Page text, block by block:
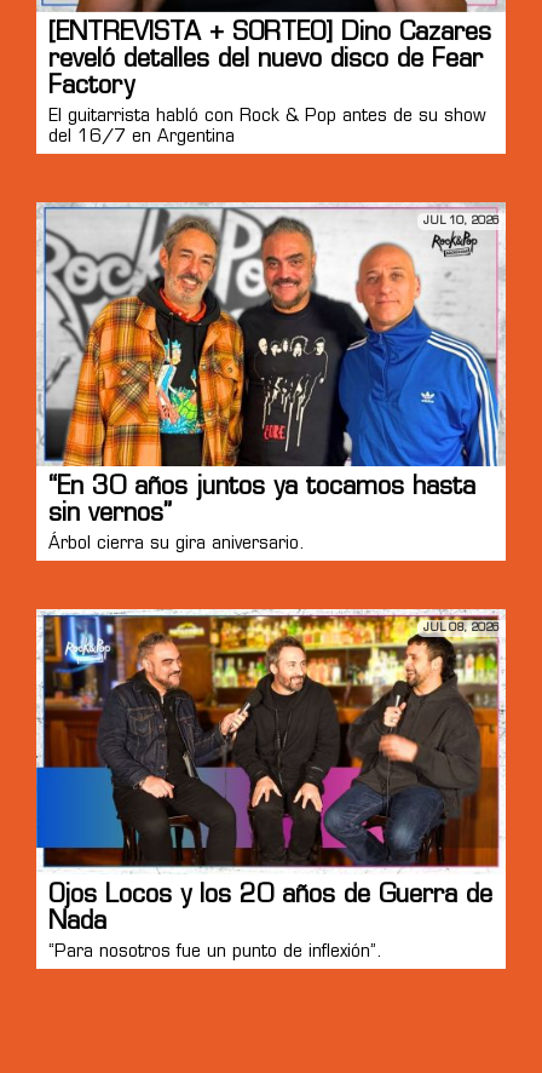
[ENTREVISTA + SORTEO] Dino Cazares
reveló detalles del nuevo disco de Fear
Factory
El guitarrista habló con Rock & Pop antes de su show
del 16/7 en Argentina
JUL 10, 2026
“En 30 años juntos ya tocamos hasta
sin vernos”
Árbol cierra su gira aniversario.
JUL 08, 2026
Ojos Locos y los 20 años de Guerra de
Nada
“Para nosotros fue un punto de inflexión”.